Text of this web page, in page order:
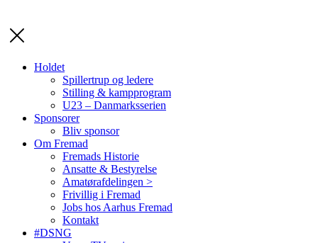
Holdet
Spillertrup og ledere
Stilling & kampprogram
U23 – Danmarksserien
Sponsorer
Bliv sponsor
Om Fremad
Fremads Historie
Ansatte & Bestyrelse
Amatørafdelingen >
Frivillig i Fremad
Jobs hos Aarhus Fremad
Kontakt
#DSNG